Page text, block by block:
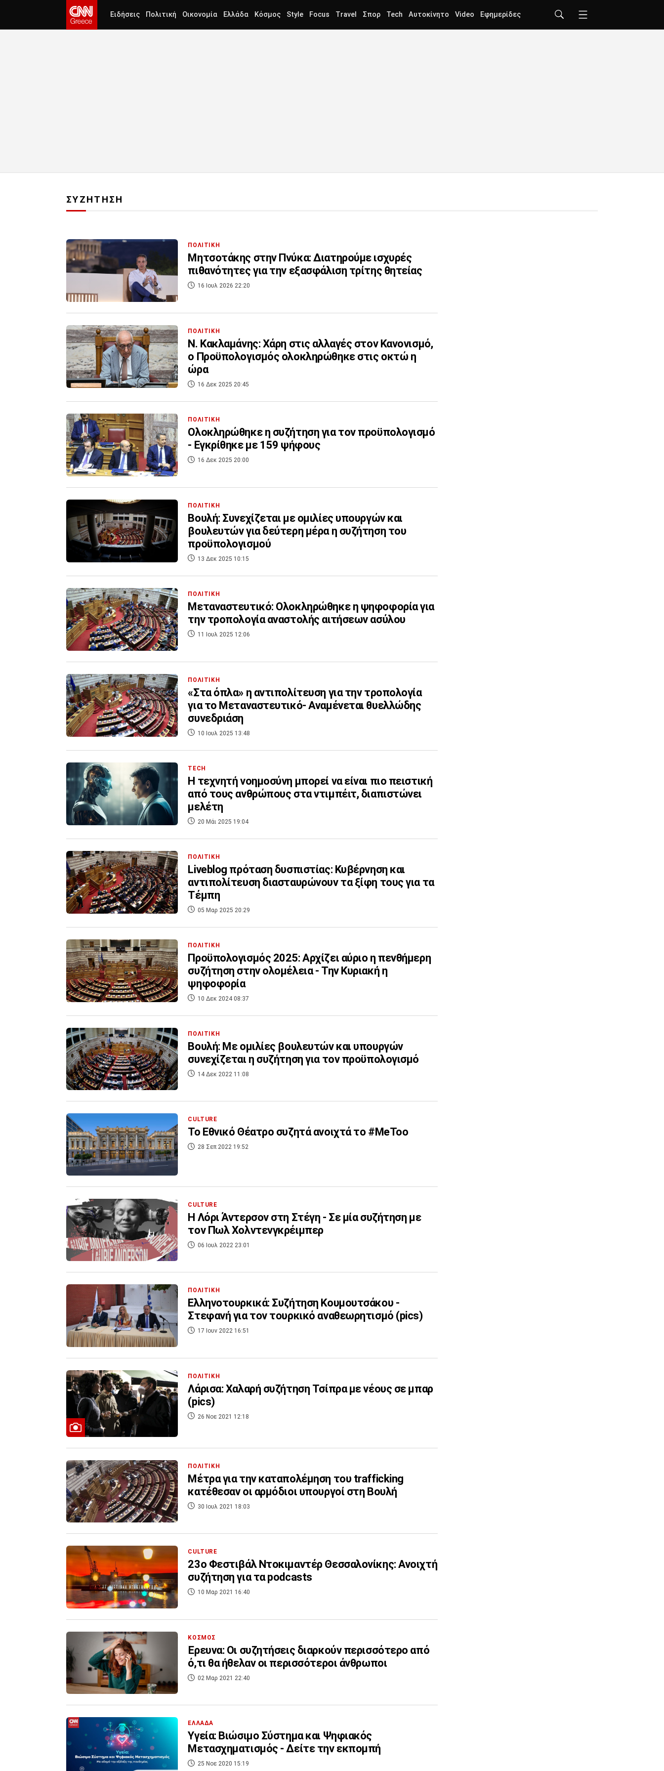
Ειδήσεις Πολιτική Οικονομία Ελλάδα Κόσμος Style Focus Travel Σπορ Tech Αυτοκίνητο Video Εφημερίδες
ΣΥΖΗΤΗΣΗ
ΠΟΛΙΤΙΚΗ
Μητσοτάκης στην Πνύκα: Διατηρούμε ισχυρές
πιθανότητες για την εξασφάλιση τρίτης θητείας
16 Ιουλ 2026 22:20
ΠΟΛΙΤΙΚΗ
Ν. Κακλαμάνης: Χάρη στις αλλαγές στον Κανονισμό,
ο Προϋπολογισμός ολοκληρώθηκε στις οκτώ η
ώρα
16 Δεκ 2025 20:45
ΠΟΛΙΤΙΚΗ
Ολοκληρώθηκε η συζήτηση για τον προϋπολογισμό
- Εγκρίθηκε με 159 ψήφους
16 Δεκ 2025 20:00
ΠΟΛΙΤΙΚΗ
Βουλή: Συνεχίζεται με ομιλίες υπουργών και
βουλευτών για δεύτερη μέρα η συζήτηση του
προϋπολογισμού
13 Δεκ 2025 10:15
ΠΟΛΙΤΙΚΗ
Μεταναστευτικό: Ολοκληρώθηκε η ψηφοφορία για
την τροπολογία αναστολής αιτήσεων ασύλου
11 Ιουλ 2025 12:06
ΠΟΛΙΤΙΚΗ
«Στα όπλα» η αντιπολίτευση για την τροπολογία
για το Μεταναστευτικό- Αναμένεται θυελλώδης
συνεδριάση
10 Ιουλ 2025 13:48
TECH
Η τεχνητή νοημοσύνη μπορεί να είναι πιο πειστική
από τους ανθρώπους στα ντιμπέιτ, διαπιστώνει
μελέτη
20 Μάι 2025 19:04
ΠΟΛΙΤΙΚΗ
Liveblog πρόταση δυσπιστίας: Κυβέρνηση και
αντιπολίτευση διασταυρώνουν τα ξίφη τους για τα
Τέμπη
05 Μαρ 2025 20:29
ΠΟΛΙΤΙΚΗ
Προϋπολογισμός 2025: Αρχίζει αύριο η πενθήμερη
συζήτηση στην ολομέλεια - Την Κυριακή η
ψηφοφορία
10 Δεκ 2024 08:37
ΠΟΛΙΤΙΚΗ
Βουλή: Με ομιλίες βουλευτών και υπουργών
συνεχίζεται η συζήτηση για τον προϋπολογισμό
14 Δεκ 2022 11:08
CULTURE
Το Εθνικό Θέατρο συζητά ανοιχτά το #MeToo
28 Σεπ 2022 19:52
CULTURE
H Λόρι Άντερσον στη Στέγη - Σε μία συζήτηση με
τον Πωλ Χολντενγκρέιμπερ
06 Ιουλ 2022 23:01
ΠΟΛΙΤΙΚΗ
Ελληνοτουρκικά: Συζήτηση Κουμουτσάκου -
Στεφανή για τον τουρκικό αναθεωρητισμό (pics)
17 Ιουν 2022 16:51
ΠΟΛΙΤΙΚΗ
Λάρισα: Χαλαρή συζήτηση Τσίπρα με νέους σε μπαρ
(pics)
26 Νοε 2021 12:18
ΠΟΛΙΤΙΚΗ
Μέτρα για την καταπολέμηση του trafficking
κατέθεσαν οι αρμόδιοι υπουργοί στη Βουλή
30 Ιουλ 2021 18:03
CULTURE
23ο Φεστιβάλ Ντοκιμαντέρ Θεσσαλονίκης: Ανοιχτή
συζήτηση για τα podcasts
10 Μαρ 2021 16:40
ΚΟΣΜΟΣ
Έρευνα: Οι συζητήσεις διαρκούν περισσότερο από
ό,τι θα ήθελαν οι περισσότεροι άνθρωποι
02 Μαρ 2021 22:40
ΕΛΛΑΔΑ
Υγεία: Βιώσιμο Σύστημα και Ψηφιακός
Μετασχηματισμός - Δείτε την εκπομπή
25 Νοε 2020 15:19